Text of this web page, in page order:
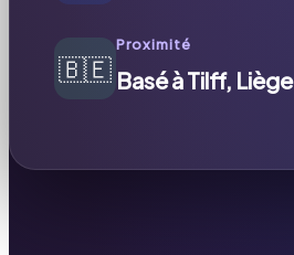
🇧🇪
Proximité
Basé à Tilff, Liège